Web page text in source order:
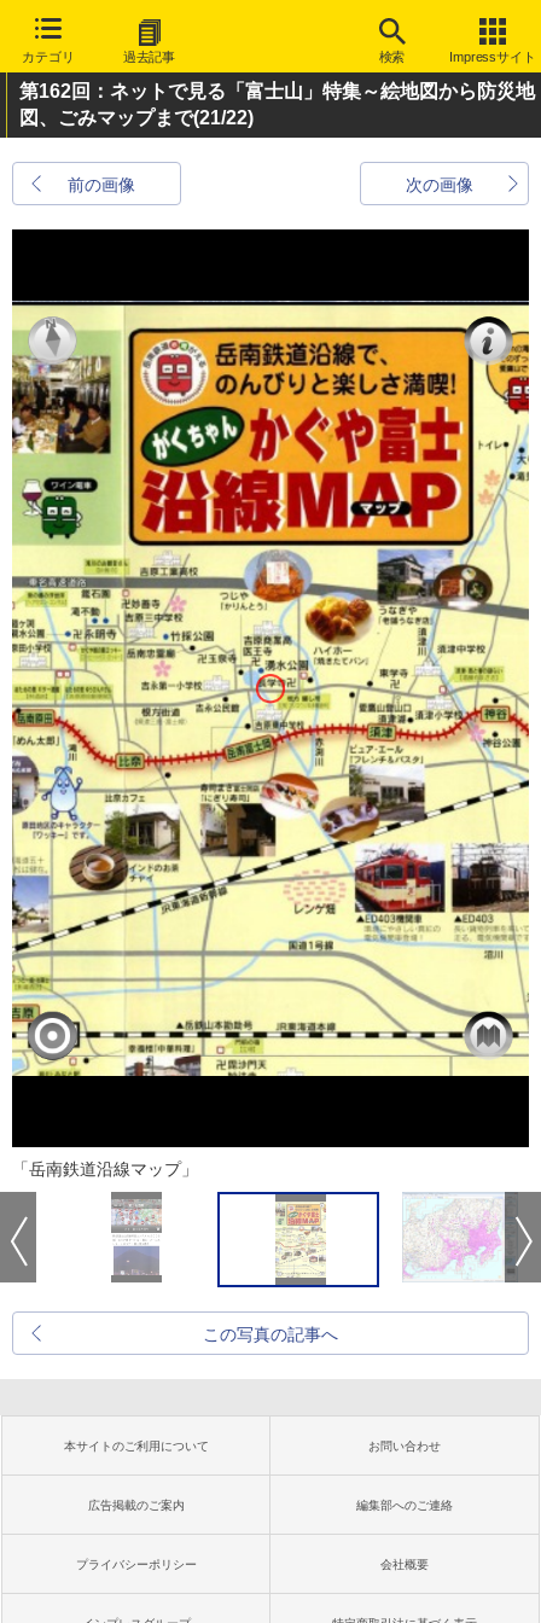
カテゴリ 過去記事 検索 Impressサイト
第162回：ネットで見る「富士山」特集～絵地図から防災地
図、ごみマップまで(21/22)
前の画像 次の画像
「岳南鉄道沿線マップ」
この写真の記事へ
本サイトのご利用について お問い合わせ
広告掲載のご案内 編集部へのご連絡
プライバシーポリシー 会社概要